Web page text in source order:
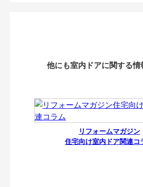
他にも室内ドアに関する情
リフォームマガジン
住宅向け室内ドア関連コ